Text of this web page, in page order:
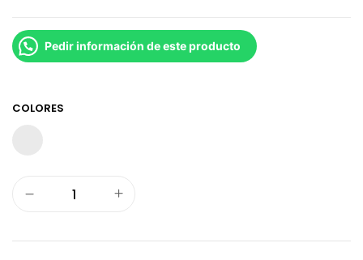
Pedir información de este producto
COLORES